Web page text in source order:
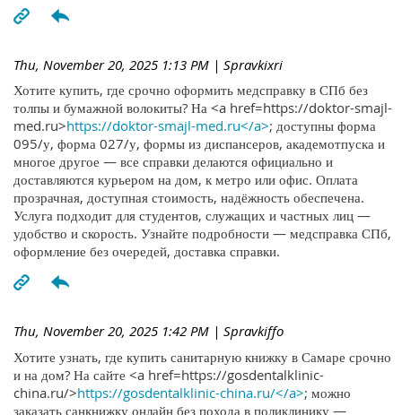
Thu, November 20, 2025 1:13 PM | Spravkixri
Хотите купить, где срочно оформить медсправку в СПб без
толпы и бумажной волокиты? На <a href=https://doktor-smajl-
med.ru>https://doktor-smajl-med.ru</a>; доступны форма
095/у, форма 027/у, формы из диспансеров, академотпуска и
многое другое — все справки делаются официально и
доставляются курьером на дом, к метро или офис. Оплата
прозрачная, доступная стоимость, надёжность обеспечена.
Услуга подходит для студентов, служащих и частных лиц —
удобство и скорость. Узнайте подробности — медсправка СПб,
оформление без очередей, доставка справки.
Thu, November 20, 2025 1:42 PM | Spravkiffo
Хотите узнать, где купить санитарную книжку в Самаре срочно
и на дом? На сайте <a href=https://gosdentalklinic-
china.ru/>https://gosdentalklinic-china.ru/</a>; можно
заказать санкнижку онлайн без похода в поликлинику —